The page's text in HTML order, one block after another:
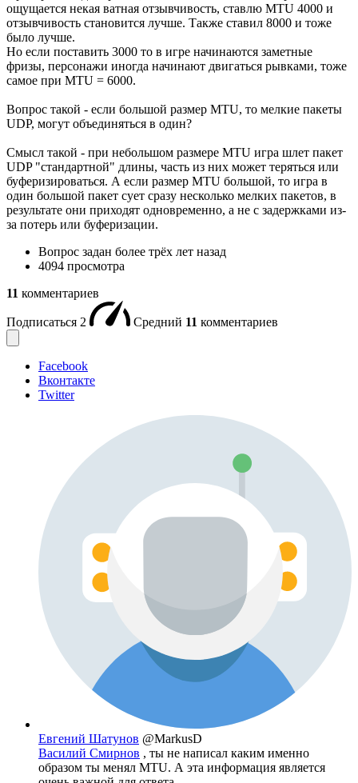
ощущается некая ватная отзывчивость, ставлю MTU 4000 и
отзывчивость становится лучше. Также ставил 8000 и тоже
было лучше.
Но если поставить 3000 то в игре начинаются заметные
фризы, персонажи иногда начинают двигаться рывками, тоже
самое при MTU = 6000.
Вопрос такой - если большой размер MTU, то мелкие пакеты
UDP, могут объединяться в один?
Смысл такой - при небольшом размере MTU игра шлет пакет
UDP "стандартной" длины, часть из них может теряться или
буферизироваться. А если размер MTU большой, то игра в
один большой пакет сует сразу несколько мелких пакетов, в
результате они приходят одновременно, а не с задержками из-
за потерь или буферизации.
Вопрос задан более трёх лет назад
4094 просмотра
11 комментариев
Подписаться 2 Средний 11 комментариев
Facebook
Вконтакте
Twitter
Евгений Шатунов @MarkusD
Василий Смирнов , ты не написал каким именно
образом ты менял MTU. А эта информация является